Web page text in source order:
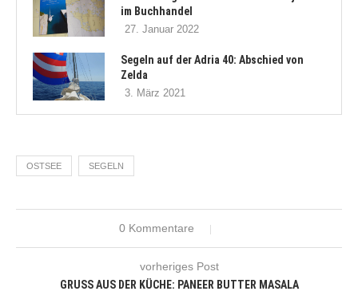
im Buchhandel
27. Januar 2022
Segeln auf der Adria 40: Abschied von
Zelda
3. März 2021
OSTSEE SEGELN
0 Kommentare
vorheriges Post
GRUSS AUS DER KÜCHE: PANEER BUTTER MASALA